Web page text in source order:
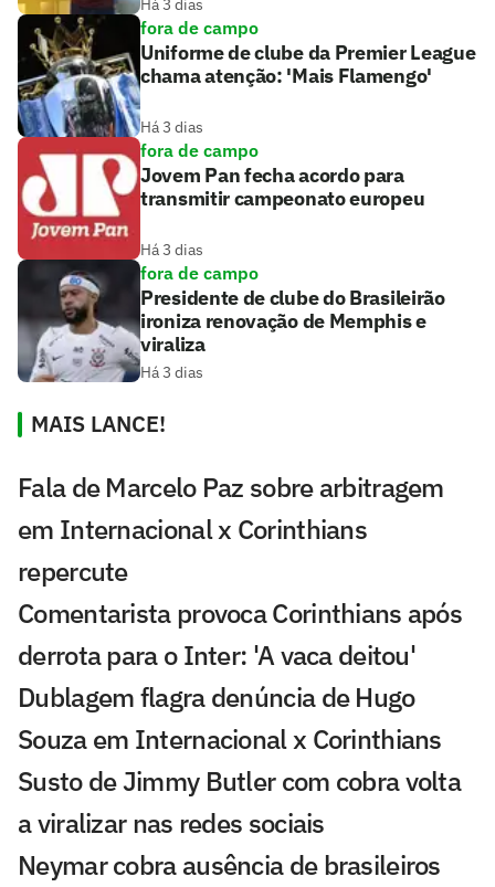
Há 3 dias
fora de campo
Uniforme de clube da Premier League
chama atenção: 'Mais Flamengo'
Há 3 dias
fora de campo
Jovem Pan fecha acordo para
transmitir campeonato europeu
Há 3 dias
fora de campo
Presidente de clube do Brasileirão
ironiza renovação de Memphis e
viraliza
Há 3 dias
MAIS LANCE!
Fala de Marcelo Paz sobre arbitragem
em Internacional x Corinthians
repercute
Comentarista provoca Corinthians após
derrota para o Inter: 'A vaca deitou'
Dublagem flagra denúncia de Hugo
Souza em Internacional x Corinthians
Susto de Jimmy Butler com cobra volta
a viralizar nas redes sociais
Neymar cobra ausência de brasileiros